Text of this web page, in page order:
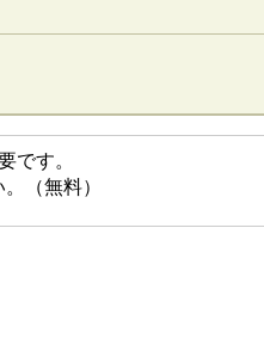
です。
（無料）